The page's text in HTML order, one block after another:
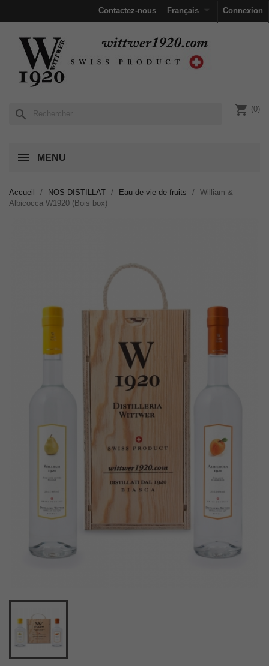
Contactez-nous Français Connexion
search shopping_cart (0)
MENU
Accueil NOS DISTILLAT Eau-de-vie de fruits
William &
Albicocca W1920 (Bois box)